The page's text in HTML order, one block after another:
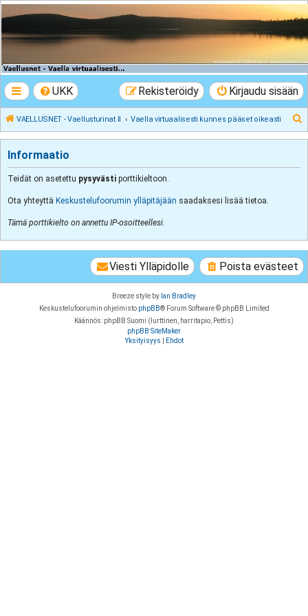
VAELLUSNET -
Vaellusturinat II
UKK Kirjaudu sisään
Rekisteröidy
VAELLUSNET - Vaellusturinat II Vaella virtuaalisesti kunnes pääset oikeasti
Informaatio
Teidät on asetettu pysyvästi porttikieltoon.
Ota yhteyttä Keskustelufoorumin ylläpitäjään saadaksesi lisää tietoa.
Tämä porttikielto on annettu IP-osoitteellesi.
Poista evästeet
Viesti Ylläpidolle
Breeze style by Ian Bradley
Keskustelufoorumin ohjelmisto phpBB® Forum Software © phpBB Limited
Käännös: phpBB Suomi (lurttinen, harritapio, Pettis)
phpBB SiteMaker
Yksityisyys
Ehdot